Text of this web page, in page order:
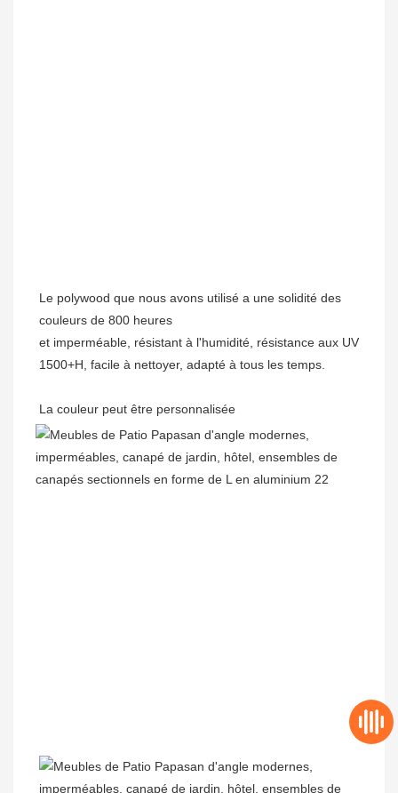
Le polywood que nous avons utilisé a une solidité des
et imperméable, résistant à l'humidité, résistance aux UV